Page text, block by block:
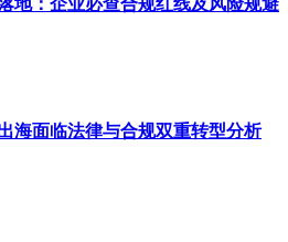
海面临法律与合规双重转型分析